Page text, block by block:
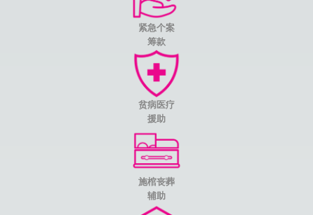
紧急个案
筹款
贫病医疗
援助
施棺丧葬
辅助